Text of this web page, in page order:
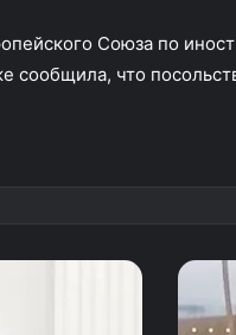
Союза по
сообщила, что